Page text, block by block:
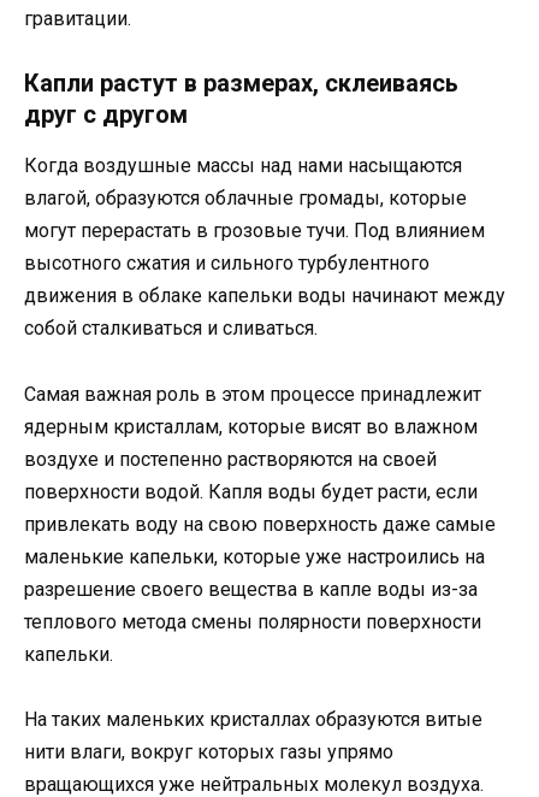
гравитации.
Капли растут в размерах, склеиваясь
друг с другом
Когда воздушные массы над нами насыщаются
влагой, образуются облачные громады, которые
могут перерастать в грозовые тучи. Под влиянием
высотного сжатия и сильного турбулентного
движения в облаке капельки воды начинают между
собой сталкиваться и сливаться.
Самая важная роль в этом процессе принадлежит
ядерным кристаллам, которые висят во влажном
воздухе и постепенно растворяются на своей
поверхности водой. Капля воды будет расти, если
привлекать воду на свою поверхность даже самые
маленькие капельки, которые уже настроились на
разрешение своего вещества в капле воды из-за
теплового метода смены полярности поверхности
капельки.
На таких маленьких кристаллах образуются витые
нити влаги, вокруг которых газы упрямо
вращающихся уже нейтральных молекул воздуха.